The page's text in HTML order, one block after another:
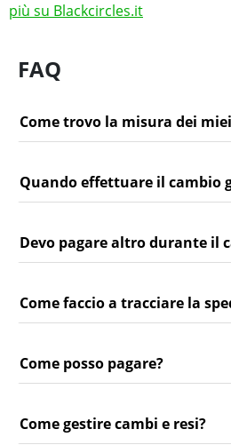
più su Blackcircles.it
FAQ
Come trovo la misura dei
Quando effettuare il cambio
Devo pagare altro durante il
Come faccio a tracciare la
Come posso pagare?
Come gestire cambi e resi?